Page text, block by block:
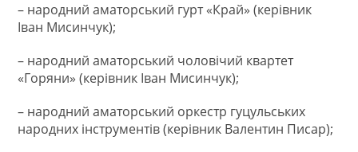
– народний аматорський гурт «Край» (керівник
Іван Мисинчук);
– народний аматорський чоловічий квартет
«Горяни» (керівник Іван Мисинчук);
– народний аматорський оркестр гуцульських
народних інструментів (керівник Валентин Писар);